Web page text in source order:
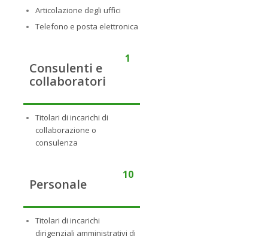
Articolazione degli uffici
Telefono e posta elettronica
1
Consulenti e
collaboratori
Titolari di incarichi di
collaborazione o
consulenza
10
Personale
Titolari di incarichi
dirigenziali amministrativi di